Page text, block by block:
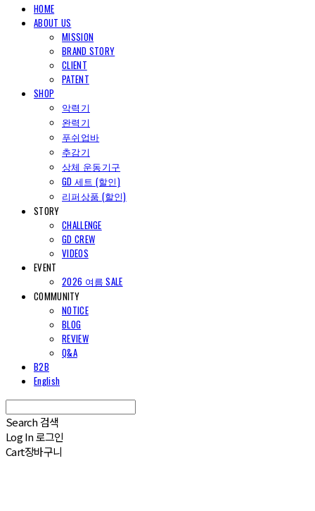
HOME
ABOUT US
MISSION
BRAND STORY
CLIENT
PATENT
SHOP
악력기
완력기
푸쉬업바
추감기
상체 운동기구
GD 세트 (할인)
리퍼상품 (할인)
STORY
CHALLENGE
GD CREW
VIDEOS
EVENT
2026 여름 SALE
COMMUNITY
NOTICE
BLOG
REVIEW
Q&A
B2B
English
Search 검색
Log In로그인
Cart장바구니